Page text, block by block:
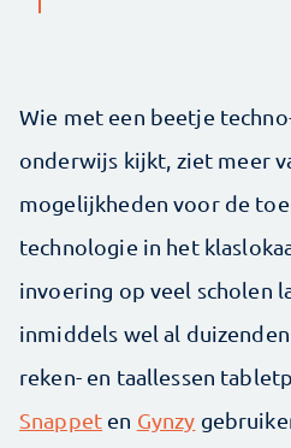
Wie met een beetje
onderwijs kijkt, ziet meer
mogelijkheden voor de
technologie in het
invoering op veel scholen
inmiddels wel al
reken- en taallessen
Snappet en Gynzy